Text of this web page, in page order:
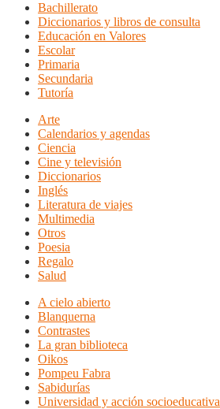
Bachillerato
Diccionarios y libros de consulta
Educación en Valores
Escolar
Primaria
Secundaria
Tutoría
Arte
Calendarios y agendas
Ciencia
Cine y televisión
Diccionarios
Inglés
Literatura de viajes
Multimedia
Otros
Poesia
Regalo
Salud
A cielo abierto
Blanquerna
Contrastes
La gran biblioteca
Oikos
Pompeu Fabra
Sabidurías
Universidad y acción socioeducativa